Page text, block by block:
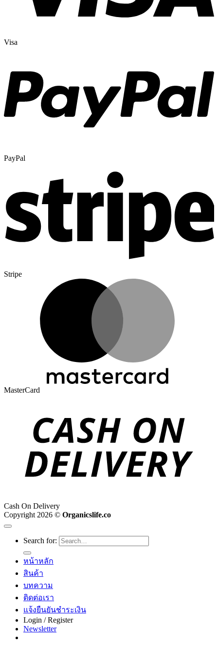
Visa
PayPal
Stripe
MasterCard
Cash On Delivery
Copyright 2026 © Organicslife.co
Search for:
หน้าหลัก
สินค้า
บทความ
ติดต่อเรา
แจ้งยืนยันชำระเงิน
Login / Register
Newsletter